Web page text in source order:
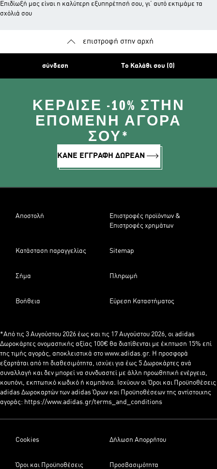
Επιδίωξή μας είναι η καλύτερη εξυπηρέτησή σου, γι’ αυτό εκτιμάμε τα
σχόλιά σου
επιστροφή στην αρχή
σύνδεση Το Καλάθι σου (0)
ΚΈΡΔΙΣΕ -10% ΣΤΗΝ
ΕΠΌΜΕΝΗ ΑΓΟΡΆ
ΣΟΥ*
ΚΑΝΕ ΕΓΓΡΑΦΗ ΔΩΡΕΑΝ
Αποστολή
Επιστροφές προϊόντων &
Επιστροφές χρημάτων
Κατάσταση παραγγελίας Sitemap
Σήμα Πληρωμή
Βοήθεια Εύρεση Καταστήματος
*Από τις 3 Αυγούστου 2026 έως και τις 17 Αυγούστου 2026, οι adidas
Δωροκάρτες ονομαστικής αξίας 100€ θα διατίθενται με έκπτωση 15% επί
της τιμής αγοράς, αποκλειστικά στο www.adidas.gr. Η προσφορά
εξαρτάται από τη διαθεσιμότητα, ισχύει για έως 5 Δωροκάρτες ανά
συναλλαγή και δεν μπορεί να συνδυαστεί με άλλη προωθητική ενέργεια,
κουπόνι, εκπτωτικό κωδικό ή καμπάνια. Ισχύουν οι Όροι και Προϋποθέσεις
adidas Δωροκαρτών των adidas Όρων και Προϋποθέσεων της αντίστοιχης
αγοράς: https://www.adidas.gr/terms_and_conditions
Cookies Δήλωση Απορρήτου
Όροι και Προϋποθέσεις Προσβασιμότητα